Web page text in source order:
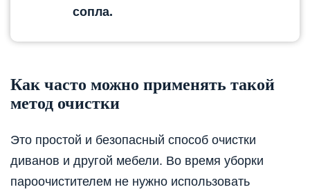
сопла.
Как часто можно применять такой
метод очистки
Это простой и безопасный способ очистки
диванов и другой мебели. Во время уборки
пароочистителем не нужно использовать